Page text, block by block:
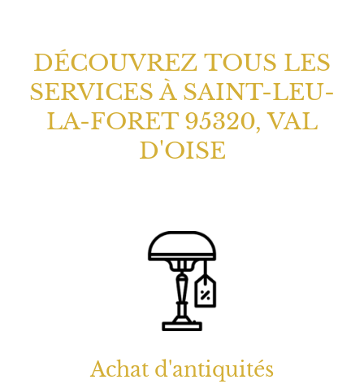
95320, Val d'Oise